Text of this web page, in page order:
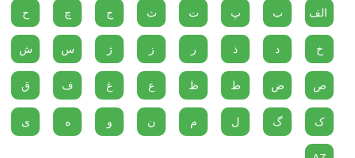
الف ب پ ت ث ج چ ح
خ د ذ ر ز ژ س ش
ص ض ط ظ ع غ ف ق
ک گ ل م ن و ه ی